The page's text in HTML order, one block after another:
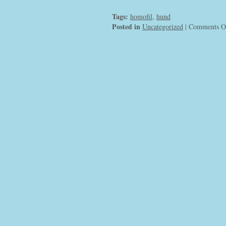
Tags: homofil, hund
Posted in Uncategorized | Comments